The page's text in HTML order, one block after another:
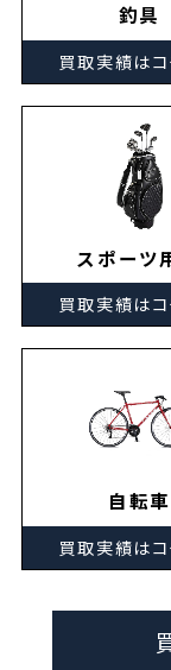
釣具
買取実績はコ
スポーツ
買取実績はコ
自転車
買取実績はコ